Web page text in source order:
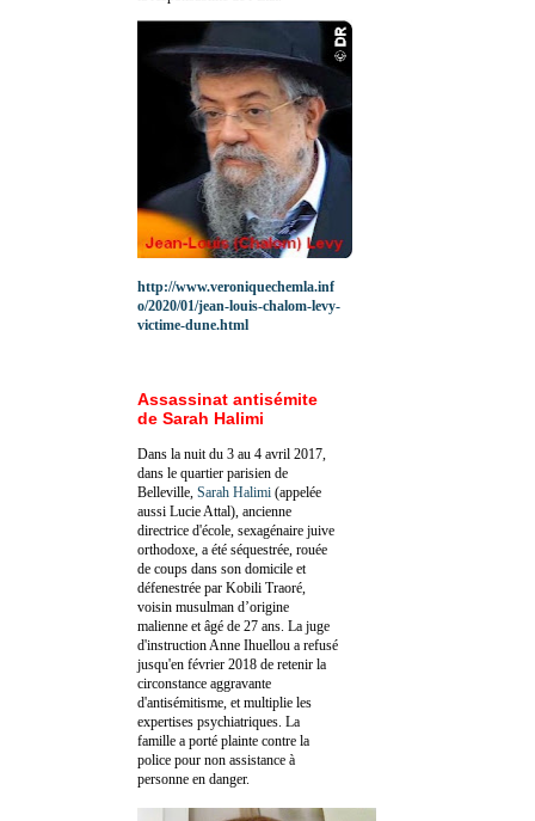
http://www.veroniquechemla.inf
o/2020/01/jean-louis-chalom-levy-
victime-dune.html
Assassinat antisémite
de Sarah Halimi
Dans la nuit du 3 au 4 avril 2017,
dans le quartier parisien de
Belleville, Sarah Halimi (appelée
aussi Lucie Attal), ancienne
directrice d'école, sexagénaire juive
orthodoxe, a été séquestrée, rouée
de coups dans son domicile et
défenestrée par Kobili Traoré,
voisin musulman d’origine
malienne et âgé de 27 ans. La juge
d'instruction Anne Ihuellou a refusé
jusqu'en février 2018 de retenir la
circonstance aggravante
d'antisémitisme, et multiplie les
expertises psychiatriques. La
famille a porté plainte contre la
police pour non assistance à
personne en danger.